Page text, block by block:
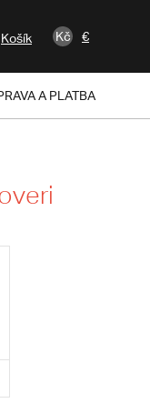
Košík Kč €
A PLATBA